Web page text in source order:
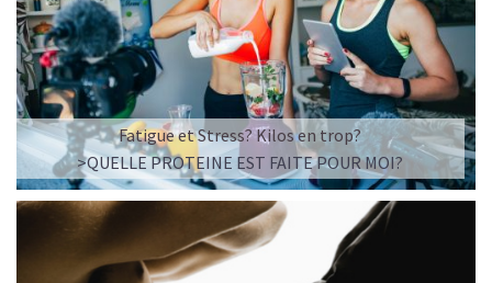
Fatigue et Stress? Kilos en trop?
>QUELLE PROTEINE EST FAITE POUR MOI?